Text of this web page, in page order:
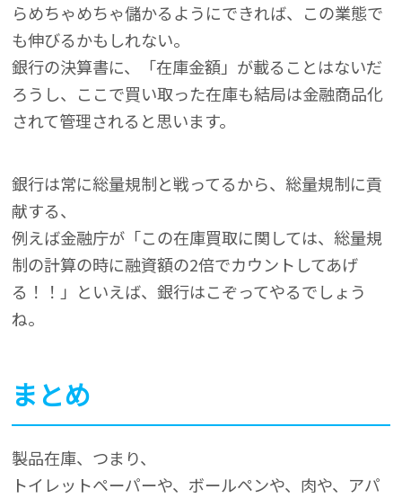
らめちゃめちゃ儲かるようにできれば、この業態で
も伸びるかもしれない。
銀行の決算書に、「在庫金額」が載ることはないだ
ろうし、ここで買い取った在庫も結局は金融商品化
されて管理されると思います。
銀行は常に総量規制と戦ってるから、総量規制に貢
献する、
例えば金融庁が「この在庫買取に関しては、総量規
制の計算の時に融資額の2倍でカウントしてあげ
る！！」といえば、銀行はこぞってやるでしょう
ね。
まとめ
製品在庫、つまり、
トイレットペーパーや、ボールペンや、肉や、アパ